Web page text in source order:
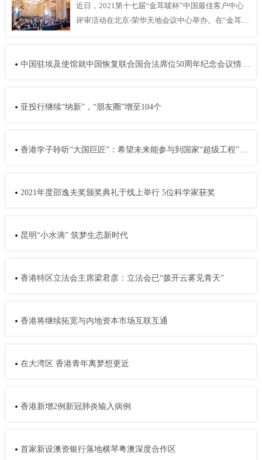
近日，2021第十七届“金耳唛杯”中国最佳客户中心
评审活动在北京-荣华天地会议中心举办。在“金耳唛
中国驻埃及使馆就中国恢复联合国合法席位50周年纪念会议情况举行专题记者会
亚投行继续“纳新”，“朋友圈”增至104个
香港学子聆听“大国巨匠”：希望未来能参与到国家“超级工程”中去
2021年度邵逸夫奖颁奖典礼于线上举行 5位科学家获奖
昆明“小水滴” 筑梦生态新时代
香港特区立法会主席梁君彦：立法会已“拨开云雾见青天”
香港将继续拓宽与内地资本市场互联互通
在大湾区 香港青年离梦想更近
香港新增2例新冠肺炎输入病例
首家新设澳资银行落地横琴粤澳深度合作区